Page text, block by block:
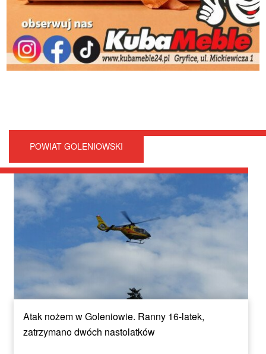
POWIAT GOLENIOWSKI
Atak nożem w Goleniowie. Ranny 16-latek,
zatrzymano dwóch nastolatków